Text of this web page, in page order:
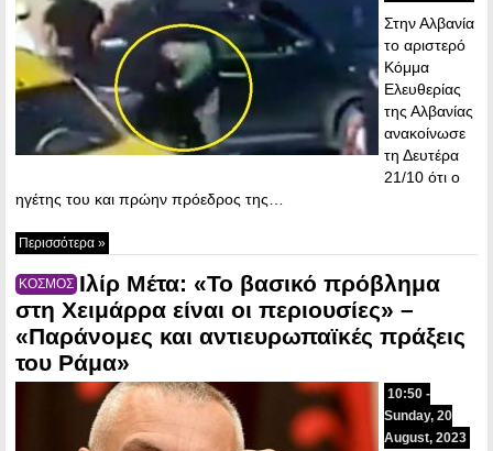
Στην Αλβανία
το αριστερό
Κόμμα
Ελευθερίας
της Αλβανίας
ανακοίνωσε
τη Δευτέρα
21/10 ότι ο
ηγέτης του και πρώην πρόεδρος της…
Περισσότερα »
ΚΟΣΜΟΣ Ιλίρ Μέτα: «Το βασικό πρόβλημα
στη Χειμάρρα είναι οι περιουσίες» –
«Παράνομες και αντιευρωπαϊκές πράξεις
του Ράμα»
10:50 -
Sunday, 20
August, 2023